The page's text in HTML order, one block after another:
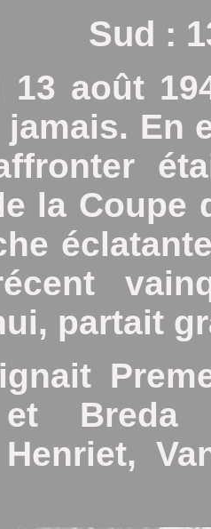
Sud :
13 août
jamais. En
la Coupe
partait
et Breda